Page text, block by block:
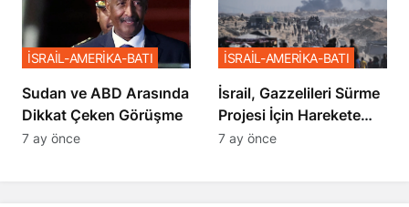
Sudan ve ABD Arasında
Dikkat Çeken Görüşme
İSRAİL-AMERİKA-BATI
7 ay önce
İsrail, Gazzelileri Sürme
Projesi İçin Harekete
Geçti
İSRAİL-AMERİKA-BATI
7 ay önce